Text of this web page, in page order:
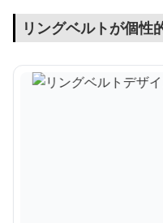
リングベルトが個性